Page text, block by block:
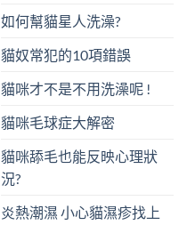
如何幫貓星人洗澡?
貓奴常犯的10項錯誤
貓咪才不是不用洗澡呢 !
貓咪毛球症大解密
貓咪舔毛也能反映心理狀
況?
炎熱潮濕 小心貓濕疹找上